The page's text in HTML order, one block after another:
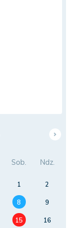
Sob. Ndz.
1
2
8
9
15
16